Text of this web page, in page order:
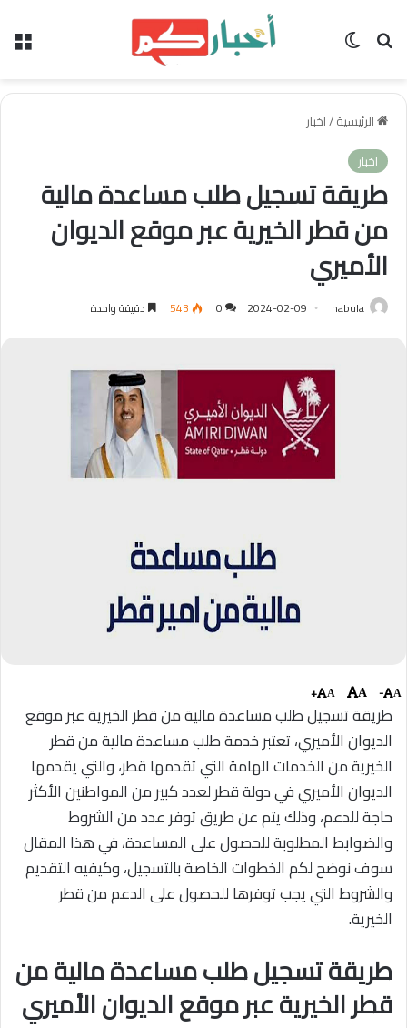
بحث عن الوضع المظلم
الرئيسية/اخبار
اخبار
طريقة تسجيل طلب مساعدة مالية
من قطر الخيرية عبر موقع الديوان
الأميري
nabula
2024-02-09
0
543 دقيقة واحدة
A
-
A
A
+
طريقة تسجيل طلب مساعدة مالية من قطر الخيرية عبر موقع
الديوان الأميري، تعتبر خدمة طلب مساعدة مالية من قطر
الخيرية من الخدمات الهامة التي تقدمها قطر، والتي يقدمها
الديوان الأميري في دولة قطر لعدد كبير من المواطنين الأكثر
حاجة للدعم، وذلك يتم عن طريق توفر عدد من الشروط
والضوابط المطلوبة للحصول على المساعدة، في هذا المقال
سوف نوضح لكم الخطوات الخاصة بالتسجيل، وكيفيه التقديم
والشروط التي يجب توفرها للحصول على الدعم من قطر
الخيرية.
طريقة تسجيل طلب مساعدة مالية من
قطر الخيرية عبر موقع الديوان الأميري